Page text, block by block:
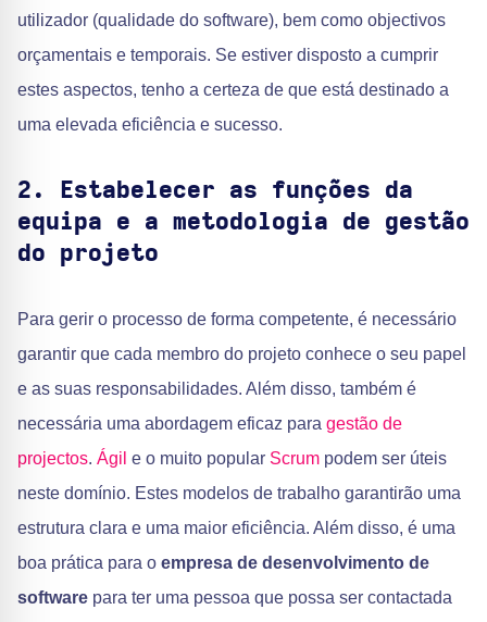
utilizador (qualidade do software), bem como objectivos
orçamentais e temporais. Se estiver disposto a cumprir
estes aspectos, tenho a certeza de que está destinado a
uma elevada eficiência e sucesso.
2. Estabelecer as funções da
equipa e a metodologia de gestão
do projeto
Para gerir o processo de forma competente, é necessário
garantir que cada membro do projeto conhece o seu papel
e as suas responsabilidades. Além disso, também é
necessária uma abordagem eficaz para gestão de
projectos. Ágil e o muito popular Scrum podem ser úteis
neste domínio. Estes modelos de trabalho garantirão uma
estrutura clara e uma maior eficiência. Além disso, é uma
boa prática para o empresa de desenvolvimento de
software para ter uma pessoa que possa ser contactada